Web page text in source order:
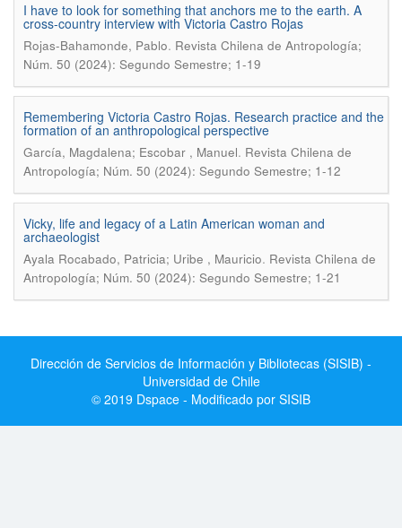
I have to look for something that anchors me to the earth. A
cross-country interview with Victoria Castro Rojas
Rojas-Bahamonde, Pablo. Revista Chilena de Antropología;
Núm. 50 (2024): Segundo Semestre; 1-19
Remembering Victoria Castro Rojas. Research practice and the
formation of an anthropological perspective
García, Magdalena; Escobar , Manuel. Revista Chilena de
Antropología; Núm. 50 (2024): Segundo Semestre; 1-12
Vicky, life and legacy of a Latin American woman and
archaeologist
Ayala Rocabado, Patricia; Uribe , Mauricio. Revista Chilena de
Antropología; Núm. 50 (2024): Segundo Semestre; 1-21
Dirección de Servicios de Información y Bibliotecas (SISIB) -
Universidad de Chile
© 2019 Dspace - Modificado por SISIB